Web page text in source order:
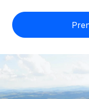
Affidati agli
compliance
Integra l'HR
English
Nederlands
Français
Deutsch